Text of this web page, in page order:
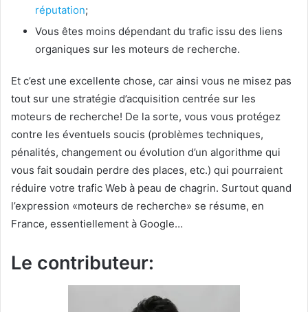
réputation;
Vous êtes moins dépendant du trafic issu des liens
organiques sur les moteurs de recherche.
Et c’est une excellente chose, car ainsi vous ne misez pas
tout sur une stratégie d’acquisition centrée sur les
moteurs de recherche! De la sorte, vous vous protégez
contre les éventuels soucis (problèmes techniques,
pénalités, changement ou évolution d’un algorithme qui
vous fait soudain perdre des places, etc.) qui pourraient
réduire votre trafic Web à peau de chagrin. Surtout quand
l’expression «moteurs de recherche» se résume, en
France, essentiellement à Google…
Le contributeur: